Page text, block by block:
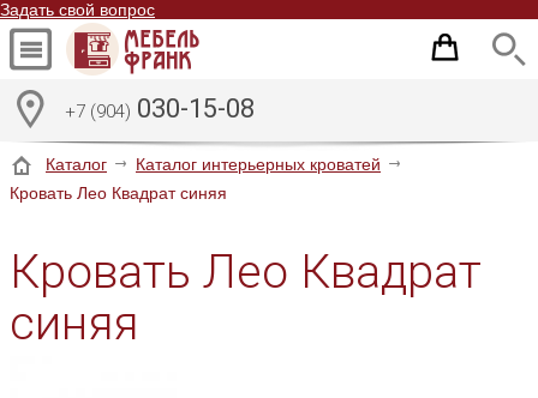
Задать свой вопрос
+7 (904) 030-15-08
Каталог
Каталог интерьерных кроватей
Кровать Лео Квадрат синяя
Кровать Лео Квадрат
синяя